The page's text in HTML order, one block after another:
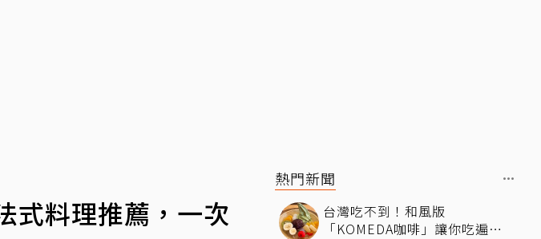
式料理推薦，一次
熱門新聞
台灣吃不到！和風版
「KOMEDA咖啡」讓你吃遍名